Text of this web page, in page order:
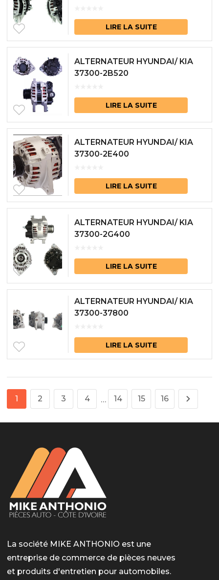
LIRE LA SUITE
ALTERNATEUR HYUNDAI/ KIA
37300-2B520
LIRE LA SUITE
ALTERNATEUR HYUNDAI/ KIA
37300-2E400
LIRE LA SUITE
ALTERNATEUR HYUNDAI/ KIA
37300-2G400
LIRE LA SUITE
ALTERNATEUR HYUNDAI/ KIA
37300-37800
LIRE LA SUITE
1 2 3 4 … 14 15 16
La société MIKE ANTHONIO est une
entreprise de commerce de pièces neuves
et produits d'entretien pour automobiles.